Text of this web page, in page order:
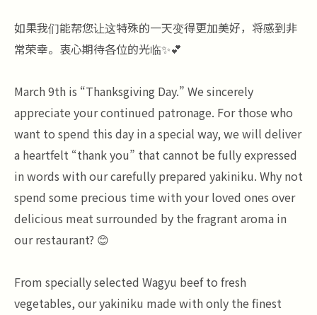
如果我们能帮您让这特殊的一天变得更加美好，将感到非
常荣幸。衷心期待各位的光临✨💕
March 9th is “Thanksgiving Day.” We sincerely
appreciate your continued patronage. For those who
want to spend this day in a special way, we will deliver
a heartfelt “thank you” that cannot be fully expressed
in words with our carefully prepared yakiniku. Why not
spend some precious time with your loved ones over
delicious meat surrounded by the fragrant aroma in
our restaurant? 😊
From specially selected Wagyu beef to fresh
vegetables, our yakiniku made with only the finest